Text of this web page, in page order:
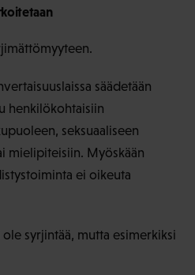
säädetään
henkilökohtaisiin
seksuaaliseen
mielipiteisiin. Myöskään
ei oikeuta
syrjintää, mutta esimerkiksi